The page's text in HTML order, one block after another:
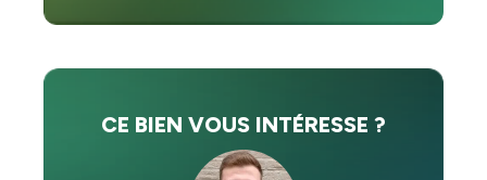
CE BIEN VOUS INTÉRESSE ?